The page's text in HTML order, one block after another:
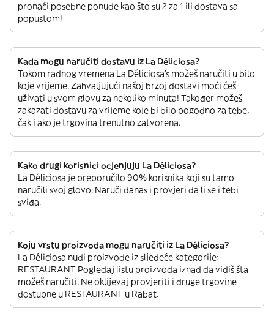
pronaći posebne ponude kao što su 2 za 1 ili dostava sa
popustom!
Kada mogu naručiti dostavu iz La Déliciosa?
Tokom radnog vremena La Déliciosa’s možeš naručiti u bilo
koje vrijeme. Zahvaljujući našoj brzoj dostavi moći ćeš
uživati u svom glovu za nekoliko minuta! Također možeš
zakazati dostavu za vrijeme koje bi bilo pogodno za tebe,
čak i ako je trgovina trenutno zatvorena.
Kako drugi korisnici ocjenjuju La Déliciosa?
La Déliciosa je preporučilo 90% korisnika koji su tamo
naručili svoj glovo. Naruči danas i provjeri da li se i tebi
sviđa.
Koju vrstu proizvoda mogu naručiti iz La Déliciosa?
La Déliciosa nudi proizvode iz sljedeće kategorije:
RESTAURANT Pogledaj listu proizvoda iznad da vidiš šta
možeš naručiti. Ne oklijevaj provjeriti i druge trgovine
dostupne u RESTAURANT u Rabat.